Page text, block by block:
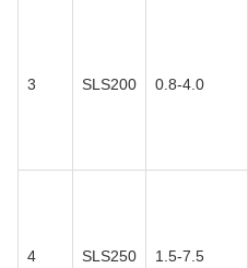
3 SLS200 0.8-4.0
4 SLS250 1.5-7.5